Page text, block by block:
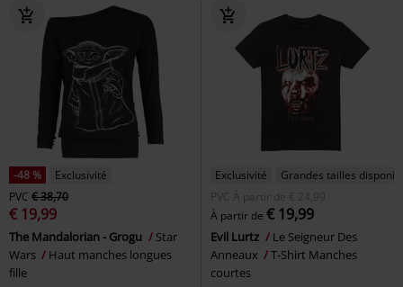
-48 %
Exclusivité
PVC € 38,70
€ 19,99
The Mandalorian - Grogu
Star
Wars
Haut manches longues
fille
Exclusivité
Grandes tailles
PVC
À partir de € 24,99
À partir de € 19,99
Evil Lurtz
Le Seigneur Des
Anneaux
T-Shirt Manches
courtes